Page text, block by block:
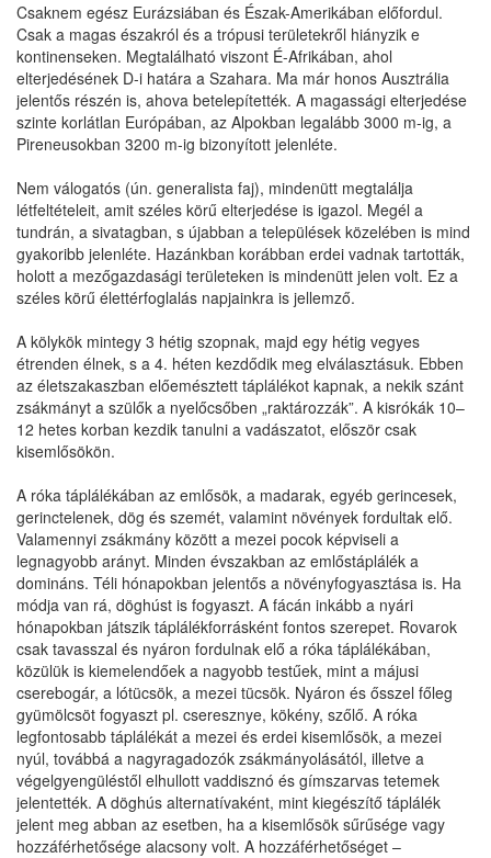
Csaknem egész Eurázsiában és Észak-Amerikában előfordul.
Csak a magas északról és a trópusi területekről hiányzik e
kontinenseken. Megtalálható viszont É-Afrikában, ahol
elterjedésének D-i határa a Szahara. Ma már honos Ausztrália
jelentős részén is, ahova betelepítették. A magassági elterjedése
szinte korlátlan Európában, az Alpokban legalább 3000 m-ig, a
Pireneusokban 3200 m-ig bizonyított jelenléte.
Nem válogatós (ún. generalista faj), mindenütt megtalálja
létfeltételeit, amit széles körű elterjedése is igazol. Megél a
tundrán, a sivatagban, s újabban a települések közelében is mind
gyakoribb jelenléte. Hazánkban korábban erdei vadnak tartották,
holott a mezőgazdasági területeken is mindenütt jelen volt. Ez a
széles körű élettérfoglalás napjainkra is jellemző.
A kölykök mintegy 3 hétig szopnak, majd egy hétig vegyes
étrenden élnek, s a 4. héten kezdődik meg elválasztásuk. Ebben
az életszakaszban előemésztett táplálékot kapnak, a nekik szánt
zsákmányt a szülők a nyelőcsőben „raktározzák”. A kisrókák 10–
12 hetes korban kezdik tanulni a vadászatot, először csak
kisemlősökön.
A róka táplálékában az emlősök, a madarak, egyéb gerincesek,
gerinctelenek, dög és szemét, valamint növények fordultak elő.
Valamennyi zsákmány között a mezei pocok képviseli a
legnagyobb arányt. Minden évszakban az emlőstáplálék a
domináns. Téli hónapokban jelentős a növényfogyasztása is. Ha
módja van rá, döghúst is fogyaszt. A fácán inkább a nyári
hónapokban játszik táplálékforrásként fontos szerepet. Rovarok
csak tavasszal és nyáron fordulnak elő a róka táplálékában,
közülük is kiemelendőek a nagyobb testűek, mint a májusi
cserebogár, a lótücsök, a mezei tücsök. Nyáron és ősszel főleg
gyümölcsöt fogyaszt pl. cseresznye, kökény, szőlő. A róka
legfontosabb táplálékát a mezei és erdei kisemlősök, a mezei
nyúl, továbbá a nagyragadozók zsákmányolásától, illetve a
végelgyengüléstől elhullott vaddisznó és gímszarvas tetemek
jelentették. A döghús alternatívaként, mint kiegészítő táplálék
jelent meg abban az esetben, ha a kisemlősök sűrűsége vagy
hozzáférhetősége alacsony volt. A hozzáférhetőséget –